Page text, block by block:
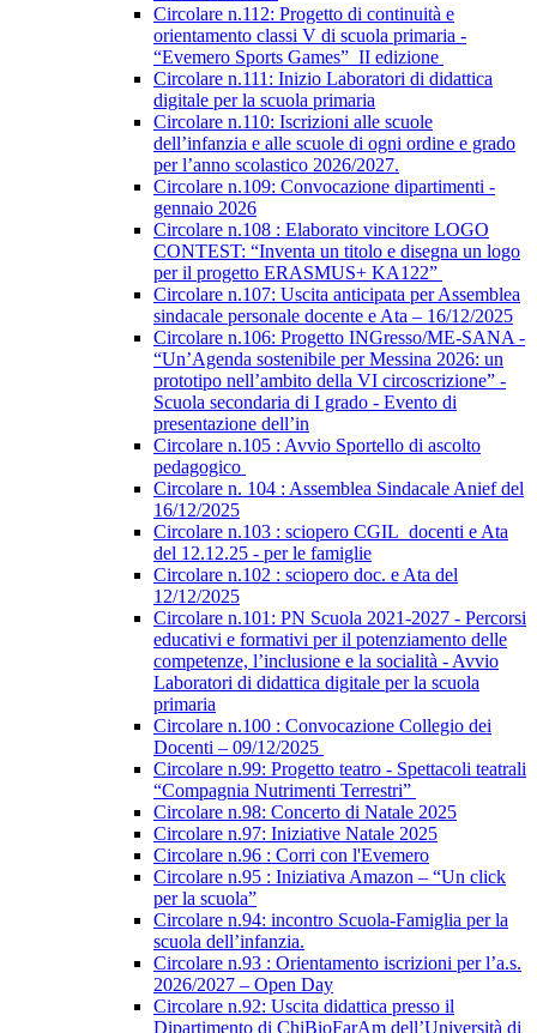
Circolare n.112: Progetto di continuità e
orientamento classi V di scuola primaria -
“Evemero Sports Games” II edizione
Circolare n.111: Inizio Laboratori di didattica
digitale per la scuola primaria
Circolare n.110: Iscrizioni alle scuole
dell’infanzia e alle scuole di ogni ordine e grado
per l’anno scolastico 2026/2027.
Circolare n.109: Convocazione dipartimenti -
gennaio 2026
Circolare n.108 : Elaborato vincitore LOGO
CONTEST: “Inventa un titolo e disegna un logo
per il progetto ERASMUS+ KA122”
Circolare n.107: Uscita anticipata per Assemblea
sindacale personale docente e Ata – 16/12/2025
Circolare n.106: Progetto INGresso/ME-SANA -
“Un’Agenda sostenibile per Messina 2026: un
prototipo nell’ambito della VI circoscrizione” -
Scuola secondaria di I grado - Evento di
presentazione dell’in
Circolare n.105 : Avvio Sportello di ascolto
pedagogico
Circolare n. 104 : Assemblea Sindacale Anief del
16/12/2025
Circolare n.103 : sciopero CGIL_docenti e Ata
del 12.12.25 - per le famiglie
Circolare n.102 : sciopero doc. e Ata del
12/12/2025
Circolare n.101: PN Scuola 2021-2027 - Percorsi
educativi e formativi per il potenziamento delle
competenze, l’inclusione e la socialità - Avvio
Laboratori di didattica digitale per la scuola
primaria
Circolare n.100 : Convocazione Collegio dei
Docenti – 09/12/2025
Circolare n.99: Progetto teatro - Spettacoli teatrali
“Compagnia Nutrimenti Terrestri”
Circolare n.98: Concerto di Natale 2025
Circolare n.97: Iniziative Natale 2025
Circolare n.96 : Corri con l'Evemero
Circolare n.95 : Iniziativa Amazon – “Un click
per la scuola”
Circolare n.94: incontro Scuola-Famiglia per la
scuola dell’infanzia.
Circolare n.93 : Orientamento iscrizioni per l’a.s.
2026/2027 – Open Day
Circolare n.92: Uscita didattica presso il
Dipartimento di ChiBioFarAm dell’Università di